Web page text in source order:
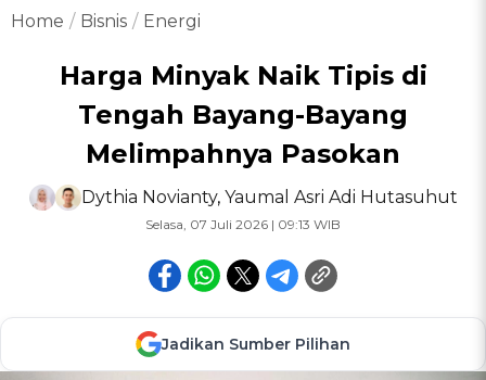
Home Bisnis Energi
Harga Minyak Naik Tipis di
Tengah Bayang-Bayang
Melimpahnya Pasokan
Dythia Novianty, Yaumal Asri Adi Hutasuhut
Selasa, 07 Juli 2026 | 09:13 WIB
Jadikan Sumber Pilihan